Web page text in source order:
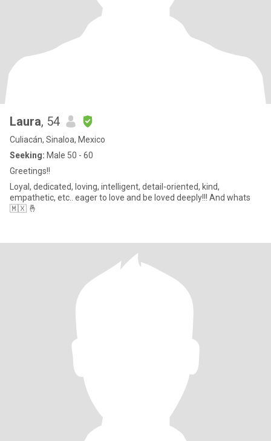
Laura, 54
Culiacán, Sinaloa, Mexico
Seeking: Male 50 - 60
Greetings!!
Loyal, dedicated, loving, intelligent, detail-oriented, kind,
empathetic, etc.. eager to love and be loved deeply!!! And whats
🇲🇽 🤞